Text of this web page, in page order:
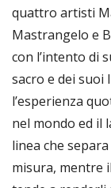
quattro artisti
Mastrangelo e
con l’intento di
sacro e dei
l’esperienza
nel mondo ed il
linea che
misura, mentre